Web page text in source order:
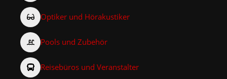
Optiker und Hörakustiker
Pools und Zubehör
Reisebüros und Veranstalter